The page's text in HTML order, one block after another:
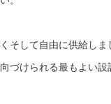
そして自由に供給しま
づけられる最もよい設